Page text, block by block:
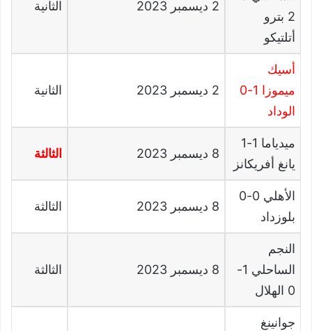
2 بترو
أتلتيكو
2 ديسمبر 2023 الثانية
أسيك
ميموزا 1-0
الوداد
2 ديسمبر 2023 الثانية
ميدياما
يانغ أفريكانز
8 ديسمبر 2023 الثالثة
الأهلي 0-0
بلوزداد
8 ديسمبر 2023 الثالثة
النجم
الساحلي
1-
0 الهلال
8 ديسمبر 2023 الثالثة
جوانينغ